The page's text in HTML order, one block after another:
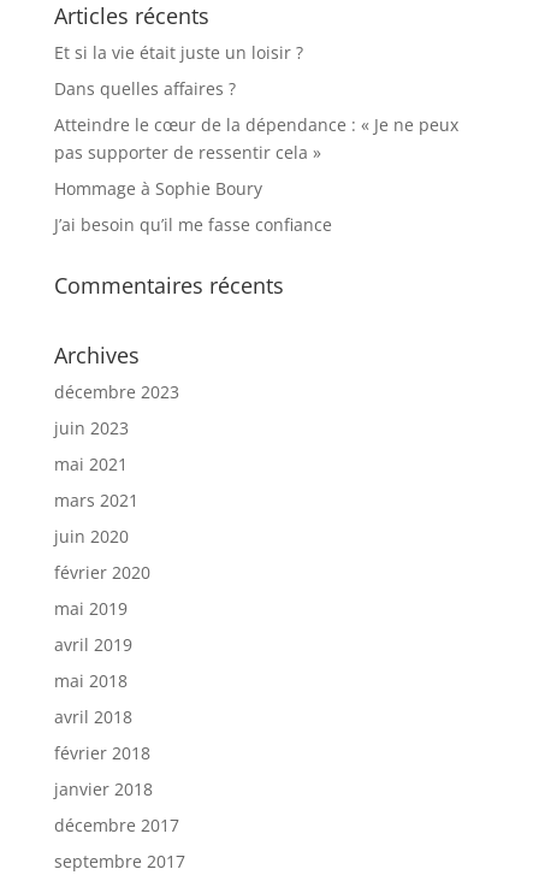
Articles récents
Et si la vie était juste un loisir ?
Dans quelles affaires ?
Atteindre le cœur de la dépendance : « Je ne peux
pas supporter de ressentir cela »
Hommage à Sophie Boury
J’ai besoin qu’il me fasse confiance
Commentaires récents
Archives
décembre 2023
juin 2023
mai 2021
mars 2021
juin 2020
février 2020
mai 2019
avril 2019
mai 2018
avril 2018
février 2018
janvier 2018
décembre 2017
septembre 2017